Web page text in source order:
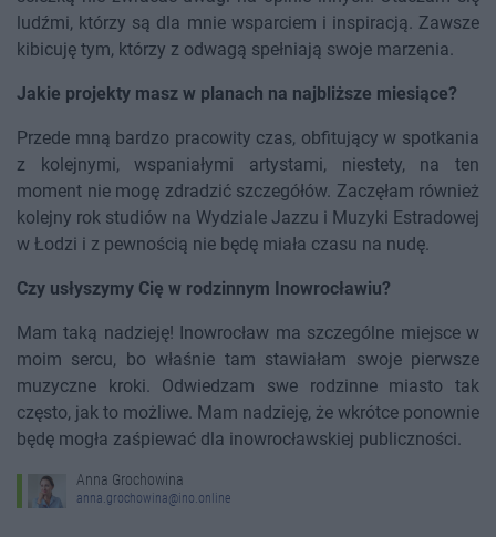
ludźmi, którzy są dla mnie wsparciem i inspiracją. Zawsze
kibicuję tym, którzy z odwagą spełniają swoje marzenia.
Jakie projekty masz w planach na najbliższe miesiące?
Przede mną bardzo pracowity czas, obfitujący w spotkania
z kolejnymi, wspaniałymi artystami, niestety, na ten
moment nie mogę zdradzić szczegółów. Zaczęłam również
kolejny rok studiów na Wydziale Jazzu i Muzyki Estradowej
w Łodzi i z pewnością nie będę miała czasu na nudę.
Czy usłyszymy Cię w rodzinnym Inowrocławiu?
Mam taką nadzieję! Inowrocław ma szczególne miejsce w
moim sercu, bo właśnie tam stawiałam swoje pierwsze
muzyczne kroki. Odwiedzam swe rodzinne miasto tak
często, jak to możliwe. Mam nadzieję, że wkrótce ponownie
będę mogła zaśpiewać dla inowrocławskiej publiczności.
Anna Grochowina
anna.grochowina@ino.online